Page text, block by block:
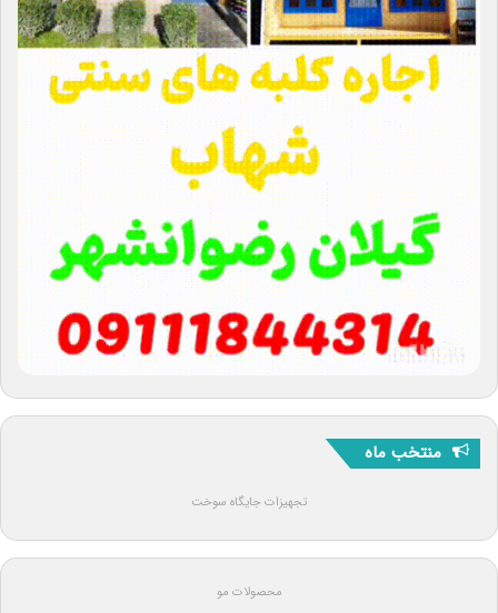
منتخب ماه
تجهیزات جایگاه سوخت
محصولات مو